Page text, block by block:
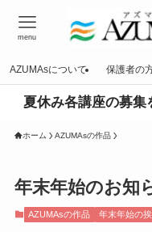
menu
AZUMAsについて 保護者の
講座の募集を開始ま
ホーム AZUMAsの作品
年末年始のお知
AZUMAsの作品 年末年始の